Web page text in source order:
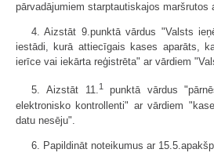
pārvadājumiem starptautiskajos maršrutos
4. Aizstāt 9.punktā vārdus "Valsts
iestādi, kurā attiecīgais kases aparāts,
ierīce vai iekārta reģistrēta" ar vārdiem
5. Aizstāt 11.1 punktā vārdus
elektronisko kontrollenti" ar vārdiem
datu nesēju".
6. Papildināt noteikumus ar